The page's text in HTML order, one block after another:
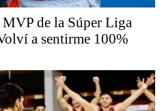
de la Súper Liga
a sentirme 100%